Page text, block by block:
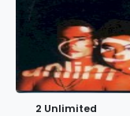
2 Unlimited